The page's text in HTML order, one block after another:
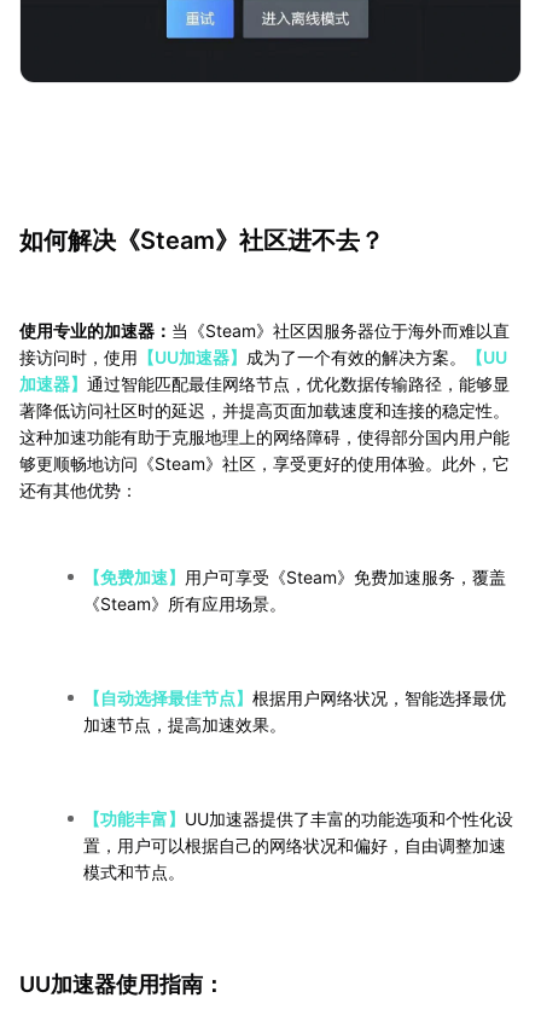
如何解决《Steam》社区进不去？
使用专业的加速器： 当《Steam》社区因服务器位于海外而难以直
接访问时，使用 【UU加速器】 成为了一个有效的解决方案。
【UU
加速器】 通过智能匹配最佳网络节点，优化数据传输路径，能够显
著降低访问社区时的延迟，并提高页面加载速度和连接的稳定性。
这种加速功能有助于克服地理上的网络障碍，使得部分国内用户能
够更顺畅地访问《Steam》社区，享受更好的使用体验。此外，它
还有其他优势：
【免费加速】
用户可享受《Steam》免费加速服务，覆盖
《Steam》所有应用场景。
【自动选择最佳节点】 根据用户网络状况，智能选择最优
加速节点，提高加速效果。
【功能丰富】 UU加速器提供了丰富的功能选项和个性化设
置，用户可以根据自己的网络状况和偏好，自由调整加速
模式和节点。
UU加速器使用指南：